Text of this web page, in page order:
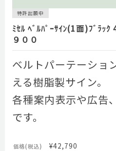
特許出願中
ﾐｾﾙ ﾍﾞﾙﾊﾟｰｻｲﾝ(1面)ﾌﾞﾗｯ
９００
ベルトパーテーショ
える樹脂製サイン。
各種案内表示や広告
です。
価格(税込) ¥42,790